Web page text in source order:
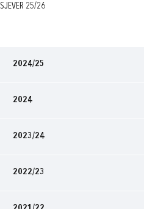
SJEVER 25/26
2024/25
2024
2023/24
2022/23